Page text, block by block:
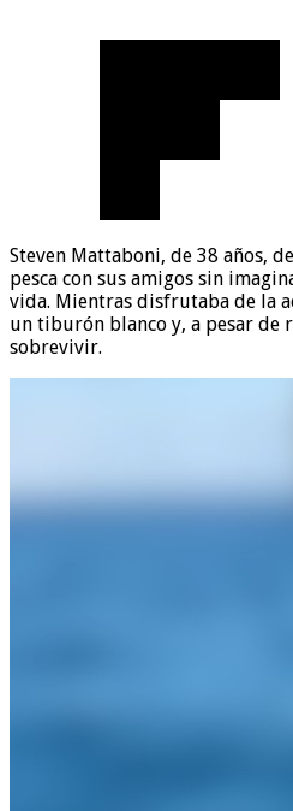
Steven Mattaboni, de 38 años,
pesca con sus amigos sin
vida. Mientras disfrutaba de la
un tiburón blanco y, a pesar de
sobrevivir.